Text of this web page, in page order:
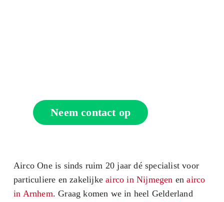
Neem contact op
Airco One is sinds ruim 20 jaar dé specialist voor
particuliere en zakelijkeairco in Nijmegen enairco
in Arnhem. Graag komen we in heel Gelderland